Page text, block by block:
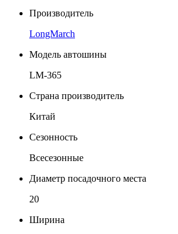
Производитель
LongMarch
Модель автошины
LM-365
Страна производитель
Китай
Сезонность
Всесезонные
Диаметр посадочного места
20
Ширина